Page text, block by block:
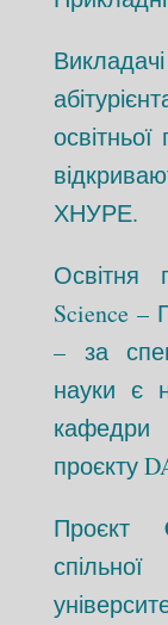
ХНУРЕ.
Освітня
Science –
– за
науки є
кафедри
проєкту
Проєкт